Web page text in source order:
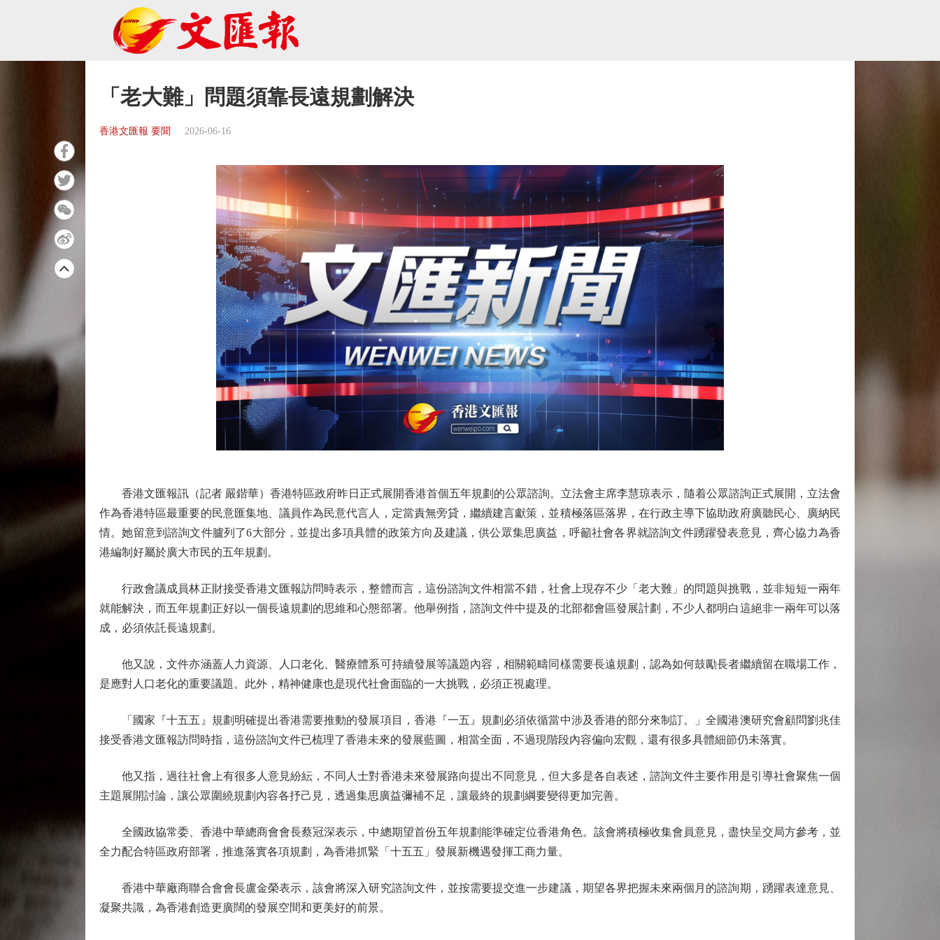
「老大難」問題須靠長遠規劃解決
香港文匯報 要聞 2026-06-16
香港文匯報訊（記者 嚴鍇華）香港特區政府昨日正式展開香港首個五年規劃的公眾諮詢。立法會主席李慧琼表示，隨着公眾諮詢正式展開，立法會
作為香港特區最重要的民意匯集地、議員作為民意代言人，定當責無旁貸，繼續建言獻策，並積極落區落界，在行政主導下協助政府廣聽民心、廣納民
情。她留意到諮詢文件臚列了6大部分，並提出多項具體的政策方向及建議，供公眾集思廣益，呼籲社會各界就諮詢文件踴躍發表意見，齊心協力為香
港編制好屬於廣大市民的五年規劃。
行政會議成員林正財接受香港文匯報訪問時表示，整體而言，這份諮詢文件相當不錯，社會上現存不少「老大難」的問題與挑戰，並非短短一兩年
就能解決，而五年規劃正好以一個長遠規劃的思維和心態部署。他舉例指，諮詢文件中提及的北部都會區發展計劃，不少人都明白這絕非一兩年可以落
成，必須依託長遠規劃。
他又說，文件亦涵蓋人力資源、人口老化、醫療體系可持續發展等議題內容，相關範疇同樣需要長遠規劃，認為如何鼓勵長者繼續留在職場工作，
是應對人口老化的重要議題。此外，精神健康也是現代社會面臨的一大挑戰，必須正視處理。
「國家『十五五』規劃明確提出香港需要推動的發展項目，香港『一五』規劃必須依循當中涉及香港的部分來制訂。」全國港澳研究會顧問劉兆佳
接受香港文匯報訪問時指，這份諮詢文件已梳理了香港未來的發展藍圖，相當全面，不過現階段內容偏向宏觀，還有很多具體細節仍未落實。
他又指，過往社會上有很多人意見紛紜，不同人士對香港未來發展路向提出不同意見，但大多是各自表述，諮詢文件主要作用是引導社會聚焦一個
主題展開討論，讓公眾圍繞規劃內容各抒己見，透過集思廣益彌補不足，讓最終的規劃綱要變得更加完善。
全國政協常委、香港中華總商會會長蔡冠深表示，中總期望首份五年規劃能準確定位香港角色。該會將積極收集會員意見，盡快呈交局方參考，並
全力配合特區政府部署，推進落實各項規劃，為香港抓緊「十五五」發展新機遇發揮工商力量。
香港中華廠商聯合會會長盧金榮表示，該會將深入研究諮詢文件，並按需要提交進一步建議，期望各界把握未來兩個月的諮詢期，踴躍表達意見、
凝聚共識，為香港創造更廣闊的發展空間和更美好的前景。